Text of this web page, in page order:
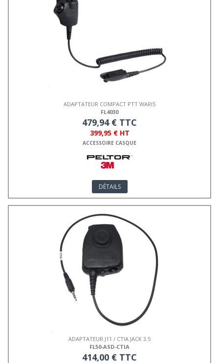
ADAPTATEUR COMPACT PTT WARIS
FL4030
479,94 € TTC
399,95 € HT
ACCESSOIRE CASQUE
DÉTAILS
ADAPTATEUR J11 / CTIA JACK 3.5
FL50-ASD-CTIA
414,00 € TTC